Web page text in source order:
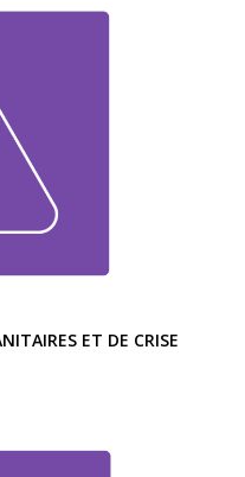
ET DE CRISE